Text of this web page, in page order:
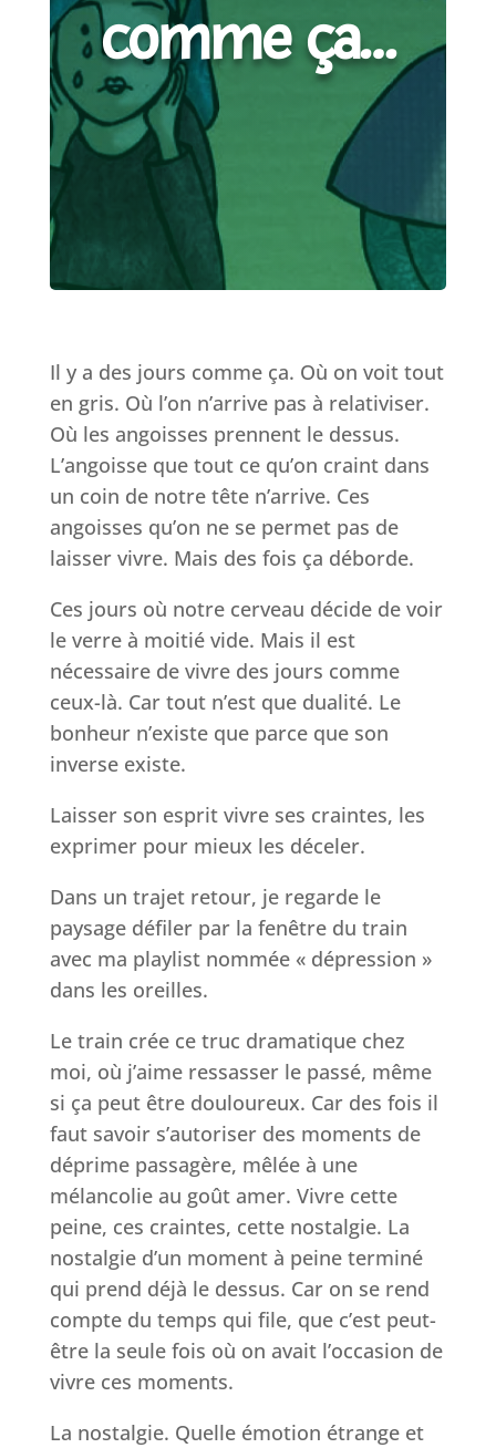
comme ça…
Il y a des jours comme ça. Où on voit tout
en gris. Où l’on n’arrive pas à relativiser.
Où les angoisses prennent le dessus.
L’angoisse que tout ce qu’on craint dans
un coin de notre tête n’arrive. Ces
angoisses qu’on ne se permet pas de
laisser vivre. Mais des fois ça déborde.
Ces jours où notre cerveau décide de voir
le verre à moitié vide. Mais il est
nécessaire de vivre des jours comme
ceux-là. Car tout n’est que dualité. Le
bonheur n’existe que parce que son
inverse existe.
Laisser son esprit vivre ses craintes, les
exprimer pour mieux les déceler.
Dans un trajet retour, je regarde le
paysage défiler par la fenêtre du train
avec ma playlist nommée « dépression »
dans les oreilles.
Le train crée ce truc dramatique chez
moi, où j’aime ressasser le passé, même
si ça peut être douloureux. Car des fois il
faut savoir s’autoriser des moments de
déprime passagère, mêlée à une
mélancolie au goût amer. Vivre cette
peine, ces craintes, cette nostalgie. La
nostalgie d’un moment à peine terminé
qui prend déjà le dessus. Car on se rend
compte du temps qui file, que c’est peut-
être la seule fois où on avait l’occasion de
vivre ces moments.
La nostalgie. Quelle émotion étrange et